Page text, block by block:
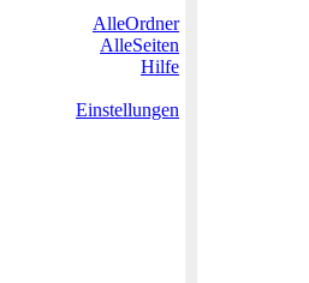
AlleOrdner
AlleSeiten
Hilfe
Einstellungen